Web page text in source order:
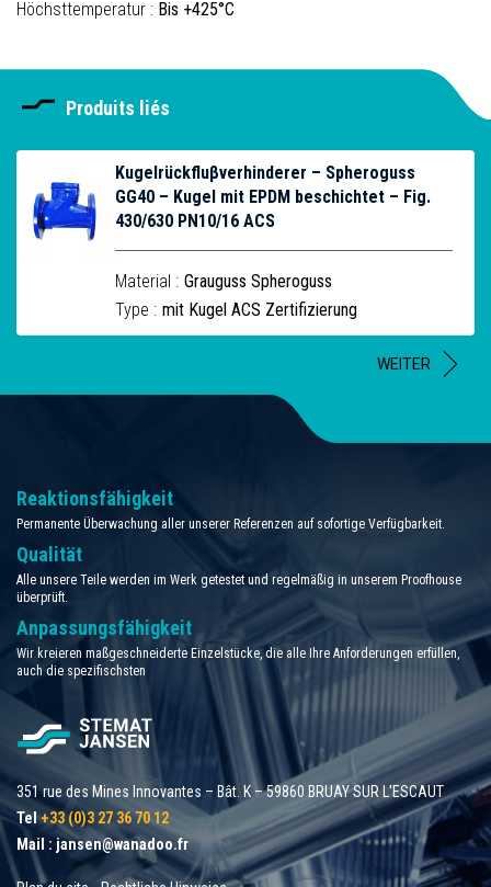
Höchsttemperatur : Bis +425°C
Produits liés
Kugelrückfluβverhinderer – Spheroguss
GG40 – Kugel mit EPDM beschichtet – Fig.
430/630 PN10/16 ACS
Material : Grauguss Spheroguss
Type : mit Kugel ACS Zertifizierung
WEITER
Reaktionsfähigkeit
Permanente Überwachung aller unserer Referenzen auf sofortige Verfügbarkeit.
Qualität
Alle unsere Teile werden im Werk getestet und regelmäßig in unserem Proofhouse
überprüft.
Anpassungsfähigkeit
Wir kreieren maßgeschneiderte Einzelstücke, die alle Ihre Anforderungen erfüllen,
auch die spezifischsten
351 rue des Mines Innovantes – Bât. K – 59860 BRUAY SUR L'ESCAUT
Tel +33 (0)3 27 36 70 12
Mail : jansen@wanadoo.fr